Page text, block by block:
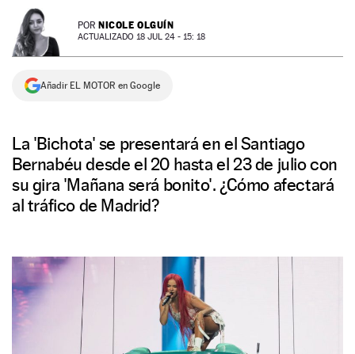
NEWSLETTER POR NICOLE OLGUÍN
ACTUALIZADO 18 JUL 24 - 15: 18
Añadir EL MOTOR en Google
La 'Bichota' se presentará en el Santiago
Bernabéu desde el 20 hasta el 23 de julio con
su gira 'Mañana será bonito'. ¿Cómo afectará
al tráfico de Madrid?